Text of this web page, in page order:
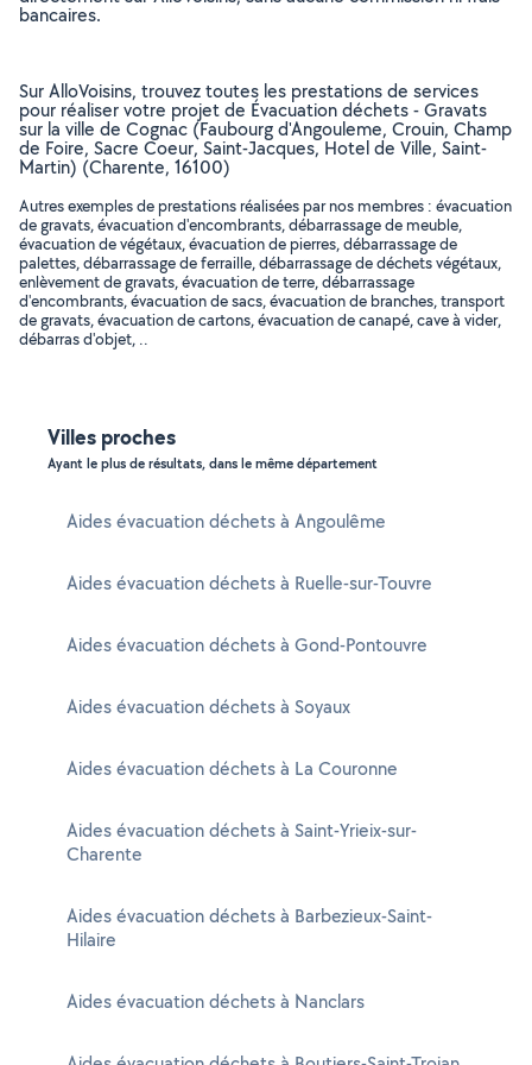
bancaires.
Sur AlloVoisins, trouvez toutes les prestations de services
pour réaliser votre projet de Évacuation déchets - Gravats
sur la ville de Cognac (Faubourg d'Angouleme, Crouin, Champ
de Foire, Sacre Coeur, Saint-Jacques, Hotel de Ville, Saint-
Martin) (Charente, 16100)
Autres exemples de prestations réalisées par nos membres : évacuation
de gravats, évacuation d'encombrants, débarrassage de meuble,
évacuation de végétaux, évacuation de pierres, débarrassage de
palettes, débarrassage de ferraille, débarrassage de déchets végétaux,
enlèvement de gravats, évacuation de terre, débarrassage
d'encombrants, évacuation de sacs, évacuation de branches, transport
de gravats, évacuation de cartons, évacuation de canapé, cave à vider,
débarras d'objet, ..
Villes proches
Ayant le plus de résultats, dans le même département
Aides évacuation déchets à Angoulême
Aides évacuation déchets à Ruelle-sur-Touvre
Aides évacuation déchets à Gond-Pontouvre
Aides évacuation déchets à Soyaux
Aides évacuation déchets à La Couronne
Aides évacuation déchets à Saint-Yrieix-sur-
Charente
Aides évacuation déchets à Barbezieux-Saint-
Hilaire
Aides évacuation déchets à Nanclars